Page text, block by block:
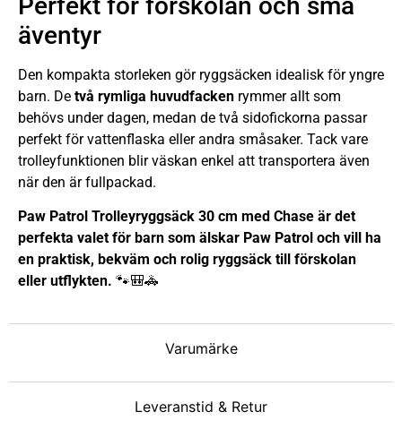
Varumärke
Leveranstid & Retur
äventyr
Den kompakta storleken gör ryggsäcken idealisk för yngre
barn. De två rymliga huvudfacken rymmer allt som
behövs under dagen, medan de två sidofickorna passar
perfekt för vattenflaska eller andra småsaker. Tack vare
trolleyfunktionen blir väskan enkel att transportera även
när den är fullpackad.
Paw Patrol Trolleyryggsäck 30 cm med Chase är det
perfekta valet för barn som älskar Paw Patrol och vill ha
en praktisk, bekväm och rolig ryggsäck till förskolan
eller utflykten. 🐾🎒🚓